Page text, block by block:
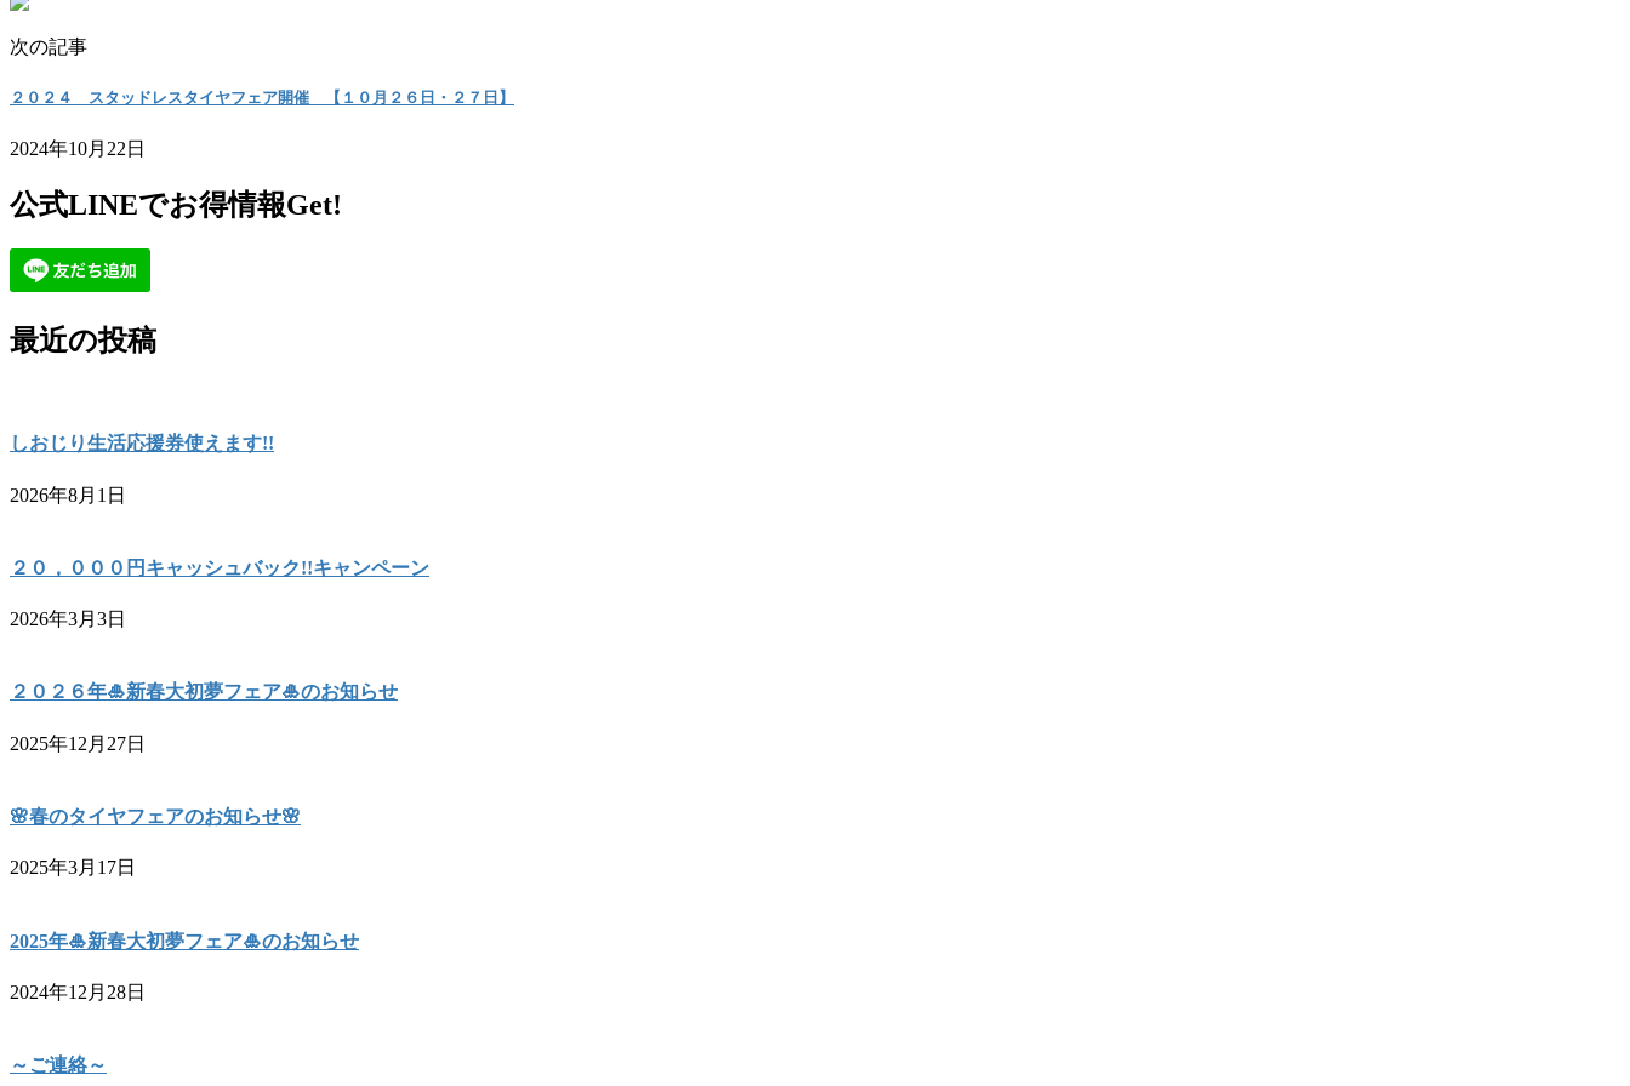
次の記事
２０２４ スタッドレスタイヤフェア開催 【１０月２６日・２７日】
2024年10月22日
公式LINEでお得情報Get!
最近の投稿
しおじり生活応援券使えます!!
2026年8月1日
２０，０００円キャッシュバック!!キャンペーン
2026年3月3日
２０２６年🎍新春大初夢フェア🎍のお知らせ
2025年12月27日
🌸春のタイヤフェアのお知らせ🌸
2025年3月17日
2025年🎍新春大初夢フェア🎍のお知らせ
2024年12月28日
～ご連絡～